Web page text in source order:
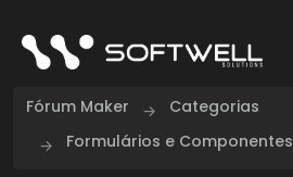
Fórum Maker
Categorias
Formulários e Componentes